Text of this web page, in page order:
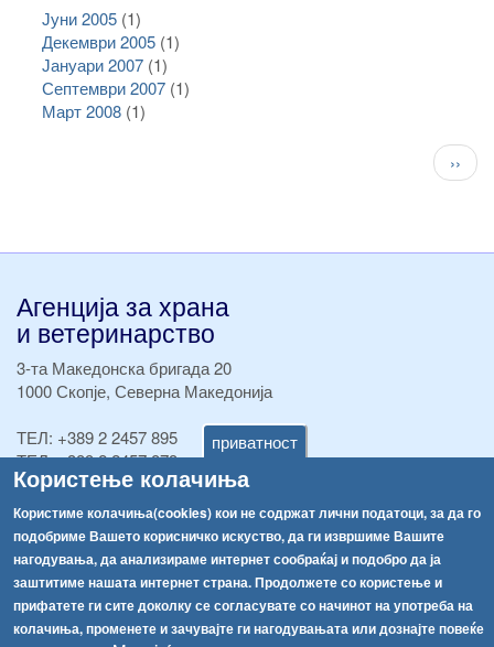
приватност
Користење колачиња
Користиме колачиња(cookies) кои не содржат лични податоци, за да го
подобриме Вашето корисничко искуство, да ги извршиме Вашите
нагодувања, да анализираме интернет сообраќај и подобро да ја
заштитиме нашата интернет страна. Продолжете со користење и
прифатете ги сите доколку се согласувате со начинот на употреба на
колачиња, променете и зачувајте ги нагодувањата или дознајте повеќе
Јуни 2005(1)
Декември 2005(1)
Јануари 2007(1)
Септември 2007(1)
Март 2008(1)
››
Агенција за храна
и ветеринарство
3-та Македонска бригада 20
1000 Скопје, Северна Македонија
ТЕЛ: +389 2 2457 895
ТЕЛ:+389 2 2457 873
Факс:+389 2 2457 893
Факс:+389 2 2457 871
info@fva.gov.mk
[АХВ-претходна страна]
Соопштенија
Република Бугарија ги засили официјалните контроли при увоз на свежо овошје и зеленчук
Навигација